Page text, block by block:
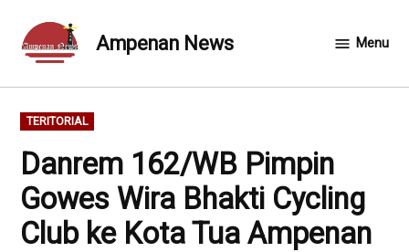
content
Ampenan News Menu
POSTED
IN
TERITORIAL
Danrem 162/WB Pimpin
Gowes Wira Bhakti Cycling
Club ke Kota Tua Ampenan